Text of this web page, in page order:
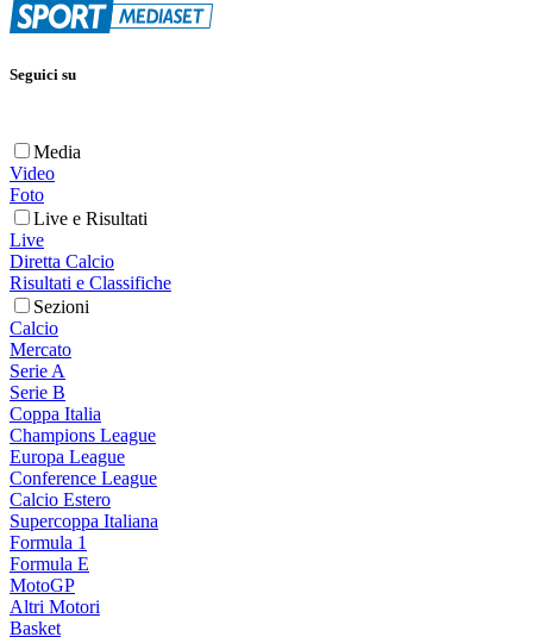
Seguici su
Media
Video
Foto
Live e Risultati
Live
Diretta Calcio
Risultati e Classifiche
Sezioni
Calcio
Mercato
Serie A
Serie B
Coppa Italia
Champions League
Europa League
Conference League
Calcio Estero
Supercoppa Italiana
Formula 1
Formula E
MotoGP
Altri Motori
Basket